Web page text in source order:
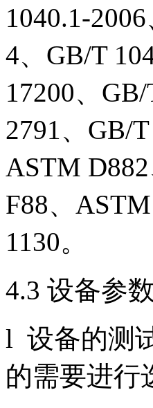
1040.1-
4、GB/T
17200、
2791、GB/
ASTM
F88、
1130。
4.3 设备参数
l 设备的测
的需要进行